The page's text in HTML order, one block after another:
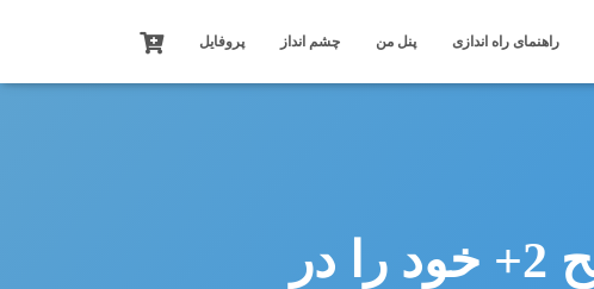
راهنمای راه اندازی پنل من چشم انداز پروفایل
NVIDIA اولین پلتفرم خود ران سطح 2+ خود را در